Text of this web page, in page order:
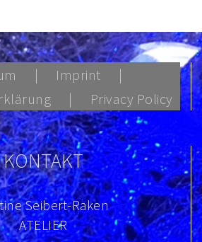
Imprint
Privacy Policy
KONTAKT
Seibert-Raken
ATELIER